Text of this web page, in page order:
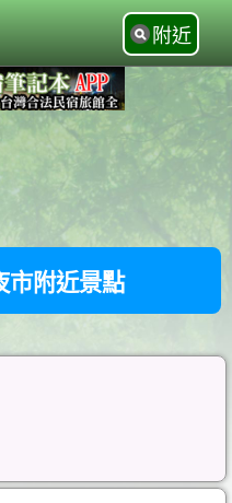
附近
市附近景點